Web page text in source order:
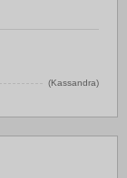
(Kassandra)